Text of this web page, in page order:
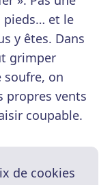
pieds… et le
y êtes. Dans
grimper
soufre, on
propres vents
coupable.
de cookies